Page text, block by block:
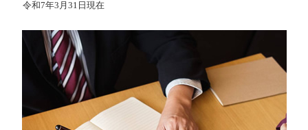
令和7年3月31日現在